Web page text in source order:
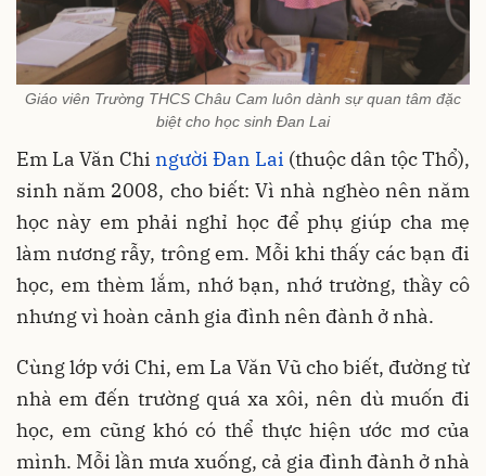
Giáo viên Trường THCS Châu Cam luôn dành sự quan tâm đặc
biệt cho học sinh Đan Lai
Em La Văn Chi người Đan Lai (thuộc dân tộc Thổ),
sinh năm 2008, cho biết: Vì nhà nghèo nên năm
học này em phải nghỉ học để phụ giúp cha mẹ
làm nương rẫy, trông em. Mỗi khi thấy các bạn đi
học, em thèm lắm, nhớ bạn, nhớ trường, thầy cô
nhưng vì hoàn cảnh gia đình nên đành ở nhà.
Cùng lớp với Chi, em La Văn Vũ cho biết, đường từ
nhà em đến trường quá xa xôi, nên dù muốn đi
học, em cũng khó có thể thực hiện ước mơ của
mình. Mỗi lần mưa xuống, cả gia đình đành ở nhà